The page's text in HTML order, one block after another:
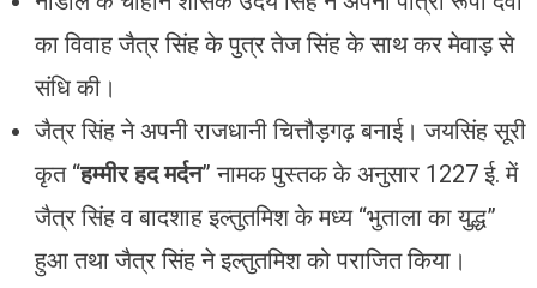
का विवाह जैत्र सिंह के पुत्र तेज सिंह के साथ कर मेवाड़ से
संधि की।
जैत्र सिंह ने अपनी राजधानी चित्तौड़गढ़ बनाई। जयसिंह सूरी
कृत “हम्मीर हद मर्दन” नामक पुस्तक के अनुसार 1227 ई. में
जैत्र सिंह व बादशाह इल्तुतमिश के मध्य “भुताला का युद्ध”
हुआ तथा जैत्र सिंह ने इल्तुतमिश को पराजित किया।